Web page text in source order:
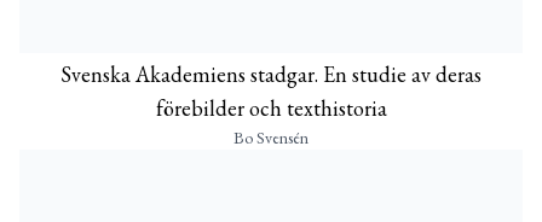
Svenska Akademiens stadgar. En studie av deras
förebilder och texthistoria
Bo Svensén